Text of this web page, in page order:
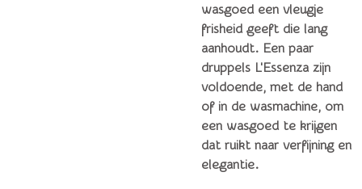
wasgoed een vleugje
frisheid geeft die lang
aanhoudt. Een paar
druppels L'Essenza zijn
voldoende, met de hand
of in de wasmachine, om
een ​​wasgoed te krijgen
dat ruikt naar verfijning en
elegantie.